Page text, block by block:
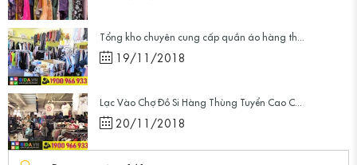
Tổng kho chuyên cung cấp quần áo hàng th...
19/11/2018
Lạc Vào Chợ Đồ Si Hàng Thùng Tuyển Cao C...
20/11/2018